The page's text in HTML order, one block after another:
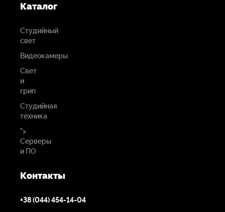
Каталог
Студийный
свет
Видеокамеры
Свет
и
грип
Студийная
техника
">
Серверы
и ПО
Контакты
+38 (044) 454-14-04